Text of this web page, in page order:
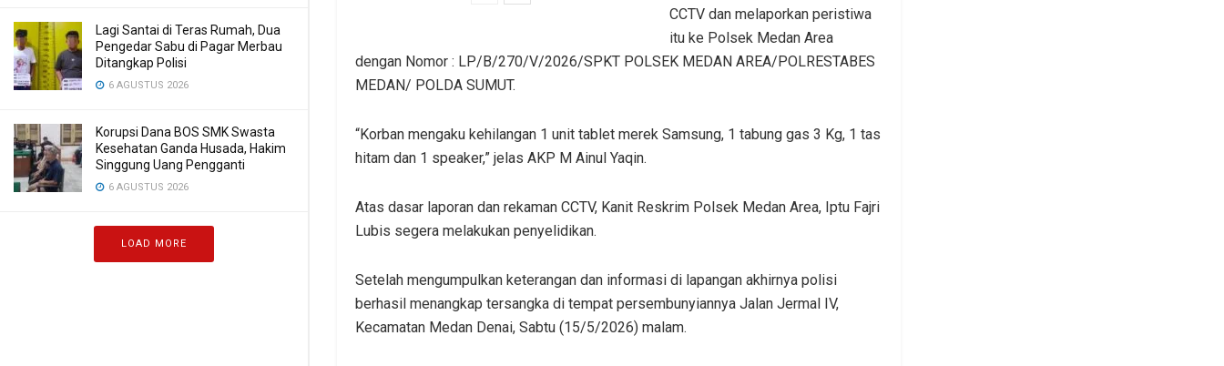
Lagi Santai di Teras Rumah, Dua
Pengedar Sabu di Pagar Merbau
Ditangkap Polisi
6 AGUSTUS 2026
Korupsi Dana BOS SMK Swasta
Kesehatan Ganda Husada, Hakim
Singgung Uang Pengganti
6 AGUSTUS 2026
LOAD MORE
CCTV dan melaporkan peristiwa
itu ke Polsek Medan Area
dengan Nomor : LP/B/270/V/2026/SPKT POLSEK MEDAN AREA/POLRESTABES
MEDAN/ POLDA SUMUT.
“Korban mengaku kehilangan 1 unit tablet merek Samsung, 1 tabung gas 3 Kg, 1 tas
hitam dan 1 speaker,” jelas AKP M Ainul Yaqin.
Atas dasar laporan dan rekaman CCTV, Kanit Reskrim Polsek Medan Area, Iptu Fajri
Lubis segera melakukan penyelidikan.
Setelah mengumpulkan keterangan dan informasi di lapangan akhirnya polisi
berhasil menangkap tersangka di tempat persembunyiannya Jalan Jermal IV,
Kecamatan Medan Denai, Sabtu (15/5/2026) malam.